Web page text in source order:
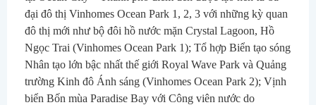
đại đô thị Vinhomes Ocean Park 1, 2, 3 với những kỳ quan
đô thị mới như bộ đôi hồ nước mặn Crystal Lagoon, Hồ
Ngọc Trai (Vinhomes Ocean Park 1); Tổ hợp Biển tạo sóng
Nhân tạo lớn bậc nhất thế giới Royal Wave Park và Quảng
trường Kinh đô Ánh sáng (Vinhomes Ocean Park 2); Vịnh
biển Bốn mùa Paradise Bay với Công viên nước do